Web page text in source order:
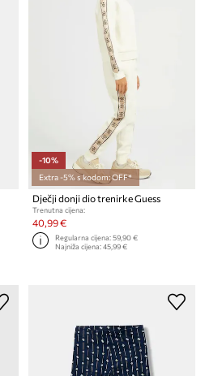
-10%
Extra -5% s kodom: OFF*
Dječji donji dio trenirke Guess
Trenutna cijena:
40,99 €
Regularna cijena:59,90 €
Najniža cijena:45,99 €